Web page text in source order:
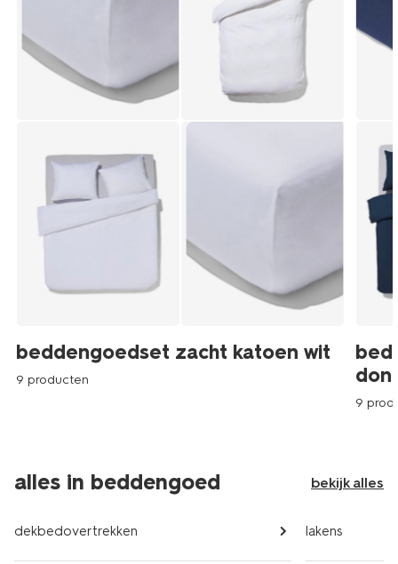
beddengoedset zacht katoen wit
9 producten
9
alles in beddengoed bekijk alles
dekbedovertrekken lakens